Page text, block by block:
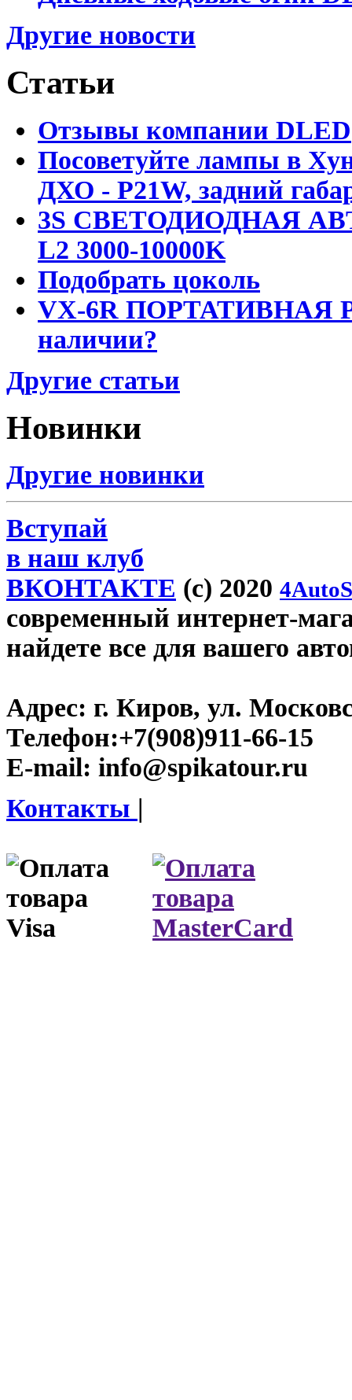
Другие новости
Статьи
Отзывы компании DLED
Посоветуйте лампы в
ДХО - P21W, задний
3S СВЕТОДИОДНАЯ
L2 3000-10000K
Подобрать цоколь
VX-6R ПОРТАТИВНАЯ
наличии?
Другие статьи
Новинки
Другие новинки
Вступай
в наш клуб
ВКОНТАКТЕ (c) 2020
современный интернет-
найдете все для вашего
Адрес: г. Киров, ул.
Телефон:+7(908)911-66-15
E-mail: info@spikatour.ru
Контакты |